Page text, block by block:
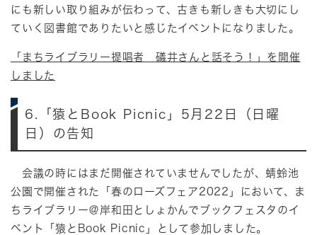
にも新しい取り組みが伝わって、古きも新しきも大切にし
ていく図書館でありたいと感じたイベントになりました。
「まちライブラリー提唱者 礒井さんと話そう！」を開催
しました
6.「猿とBook Picnic」5月22日（日曜
日）の告知
会議の時にはまだ開催されていませんでしたが、蜻蛉池
公園で開催された「春のローズフェア2022」において、ま
ちライブラリー＠岸和田としょかんでブックフェスタのイ
ベント「猿とBook Picnic」として参加しました。